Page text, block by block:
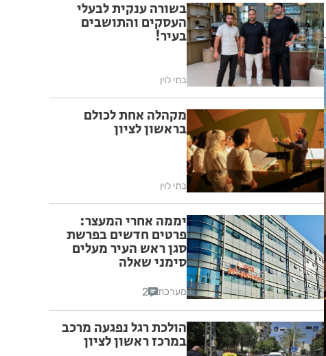
בשורה ענקית לבעלי
העסקים והתושבים
בעיר!
בתי לוין
מקהלה אחת לכולם
בראשון לציון
בתי לוין
יממה אחרי המעצר:
פרטים חדשים בפרשת
סגן ראש העיר מעלים
סימני שאלה
מערכת 2
הולכת רגל נפגעה מרכב
במרכז ראשון לציון